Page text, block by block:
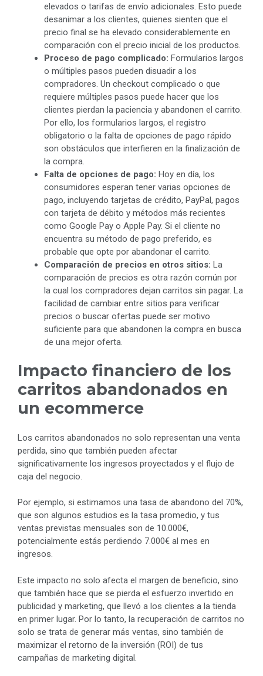
elevados o tarifas de envío adicionales. Esto puede
desanimar a los clientes, quienes sienten que el
precio final se ha elevado considerablemente en
comparación con el precio inicial de los productos.
Proceso de pago complicado: Formularios largos
o múltiples pasos pueden disuadir a los
compradores. Un checkout complicado o que
requiere múltiples pasos puede hacer que los
clientes pierdan la paciencia y abandonen el carrito.
Por ello, los formularios largos, el registro
obligatorio o la falta de opciones de pago rápido
son obstáculos que interfieren en la finalización de
la compra.
Falta de opciones de pago: Hoy en día, los
consumidores esperan tener varias opciones de
pago, incluyendo tarjetas de crédito, PayPal, pagos
con tarjeta de débito y métodos más recientes
como Google Pay o Apple Pay. Si el cliente no
encuentra su método de pago preferido, es
probable que opte por abandonar el carrito.
Comparación de precios en otros sitios: La
comparación de precios es otra razón común por
la cual los compradores dejan carritos sin pagar. La
facilidad de cambiar entre sitios para verificar
precios o buscar ofertas puede ser motivo
suficiente para que abandonen la compra en busca
de una mejor oferta.
Impacto financiero de los
carritos abandonados en
un ecommerce
Los carritos abandonados no solo representan una venta
perdida, sino que también pueden afectar
significativamente los ingresos proyectados y el flujo de
caja del negocio.
Por ejemplo, si estimamos una tasa de abandono del 70%,
que son algunos estudios es la tasa promedio, y tus
ventas previstas mensuales son de 10.000€,
potencialmente estás perdiendo 7.000€ al mes en
ingresos.
Este impacto no solo afecta el margen de beneficio, sino
que también hace que se pierda el esfuerzo invertido en
publicidad y marketing, que llevó a los clientes a la tienda
en primer lugar. Por lo tanto, la recuperación de carritos no
solo se trata de generar más ventas, sino también de
maximizar el retorno de la inversión (ROI) de tus
campañas de marketing digital.